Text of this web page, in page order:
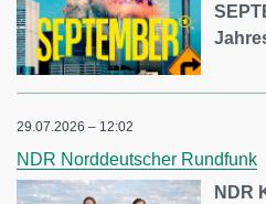
29.07.2026 – 12:02
NDR Norddeutscher Rundfunk
NDR